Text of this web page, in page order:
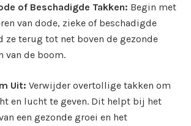
of Beschadigde Takken: Begin met
van dode, zieke of beschadigde
ze terug tot net boven de gezonde
van de boom.
Uit: Verwijder overtollige takken om
en lucht te geven. Dit helpt bij het
een gezonde groei en het